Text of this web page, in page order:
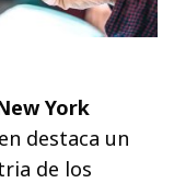
York
destaca un
de los